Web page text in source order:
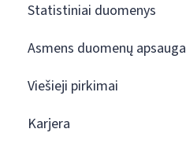
Statistiniai duomenys
Asmens duomenų apsauga
Viešieji pirkimai
Karjera